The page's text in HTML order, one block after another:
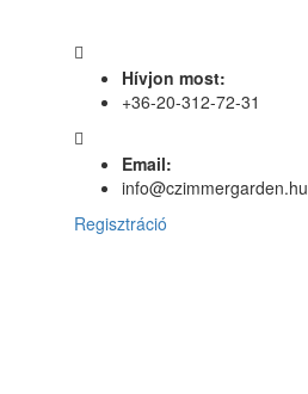
Hívjon most:
+36-20-312-72-31
Email:
info@czimmergarden.hu
Regisztráció